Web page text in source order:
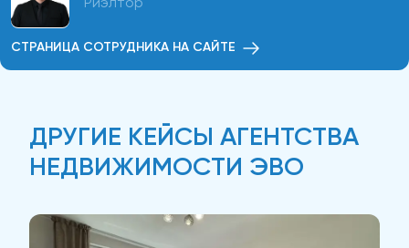
СТРАНИЦА СОТРУДНИКА НА САЙТЕ
ДРУГИЕ КЕЙСЫ АГЕНТСТВА
НЕДВИЖИМОСТИ ЭВО